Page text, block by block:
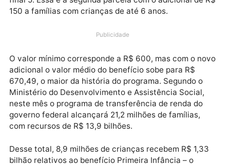
A Caixa Econômica Federal paga nesta quinta-feira
(20) a parcela de abril do novo Bolsa Família aos
beneficiários com Número de Inscrição Social (NIS)
150 a famílias com crianças de até 6 anos.
Publicidade
O valor mínimo corresponde a R$ 600, mas com o
adicional o valor médio do benefício sobe para R$
670,49, o maior da história do programa. Segundo o
Ministério do Desenvolvimento e Assistência Social,
neste mês o programa de transferência de renda do